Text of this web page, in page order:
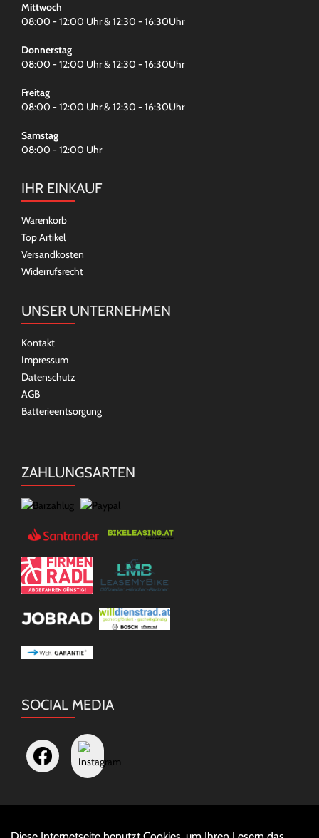
Mittwoch
08:00 - 12:00 Uhr & 12:30 - 16:30Uhr
Donnerstag
08:00 - 12:00 Uhr & 12:30 - 16:30Uhr
Freitag
08:00 - 12:00 Uhr & 12:30 - 16:30Uhr
Samstag
08:00 - 12:00 Uhr
IHR EINKAUF
Warenkorb
Top Artikel
Versandkosten
Widerrufsrecht
UNSER UNTERNEHMEN
Kontakt
Impressum
Datenschutz
AGB
Batterieentsorgung
ZAHLUNGSARTEN
SOCIAL MEDIA